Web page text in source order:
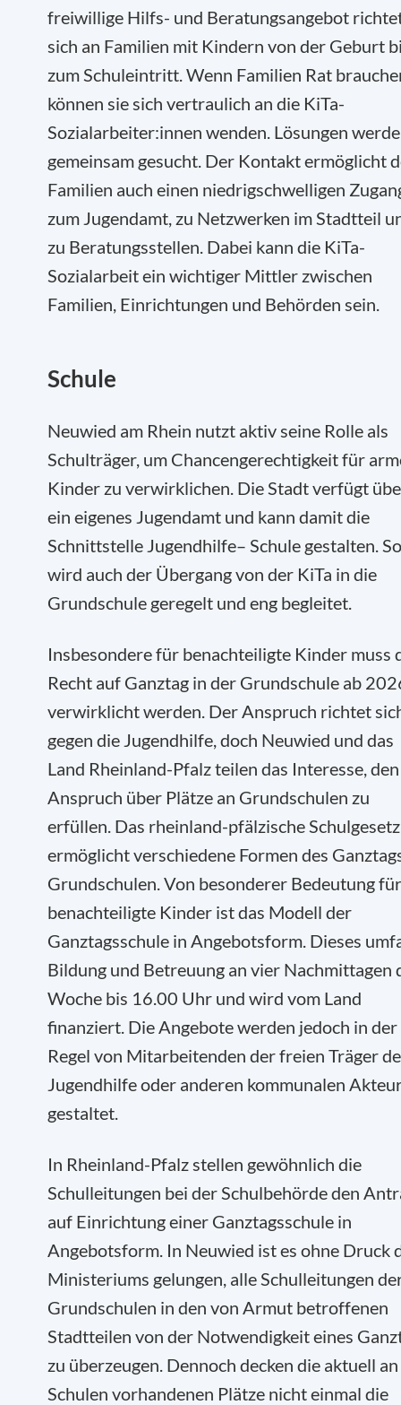
freiwillige Hilfs- und Beratungsangebot
sich an Familien mit Kindern von der Geburt
zum Schuleintritt. Wenn Familien Rat
können sie sich vertraulich an die KiTa-
Sozialarbeiter:innen wenden. Lösungen
gemeinsam gesucht. Der Kontakt ermöglicht
Familien auch einen niedrigschwelligen
zum Jugendamt, zu Netzwerken im Stadtteil
zu Beratungsstellen. Dabei kann die KiTa-
Sozialarbeit ein wichtiger Mittler zwischen
Familien, Einrichtungen und Behörden sein.
Schule
Neuwied am Rhein nutzt aktiv seine Rolle als
Schulträger, um Chancengerechtigkeit für
Kinder zu verwirklichen. Die Stadt verfügt
ein eigenes Jugendamt und kann damit die
Schnittstelle Jugendhilfe– Schule gestalten. So
wird auch der Übergang von der KiTa in die
Grundschule geregelt und eng begleitet.
Insbesondere für benachteiligte Kinder muss
Recht auf Ganztag in der Grundschule ab
verwirklicht werden. Der Anspruch richtet
gegen die Jugendhilfe, doch Neuwied und das
Land Rheinland-Pfalz teilen das Interesse, den
Anspruch über Plätze an Grundschulen zu
erfüllen. Das rheinland-pfälzische Schulgesetz
ermöglicht verschiedene Formen des
Grundschulen. Von besonderer Bedeutung für
benachteiligte Kinder ist das Modell der
Ganztagsschule in Angebotsform. Dieses
Bildung und Betreuung an vier Nachmittagen
Woche bis 16.00 Uhr und wird vom Land
finanziert. Die Angebote werden jedoch in der
Regel von Mitarbeitenden der freien Träger
Jugendhilfe oder anderen kommunalen
gestaltet.
In Rheinland-Pfalz stellen gewöhnlich die
Schulleitungen bei der Schulbehörde den
auf Einrichtung einer Ganztagsschule in
Angebotsform. In Neuwied ist es ohne Druck
Ministeriums gelungen, alle Schulleitungen
Grundschulen in den von Armut betroffenen
Stadtteilen von der Notwendigkeit eines
zu überzeugen. Dennoch decken die aktuell
Schulen vorhandenen Plätze nicht einmal die